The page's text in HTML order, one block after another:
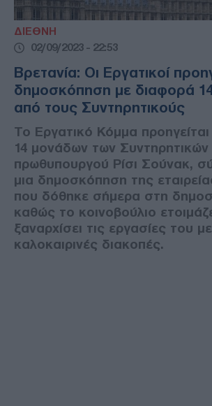
ΔΙΕΘΝΗ
02/09/2023 - 22:53
Βρετανία: Οι Εργατικοί
δημοσκόπηση με διαφορά
από τους Συντηρητικούς
Το Εργατικό Κόμμα
14 μονάδων των Συντηρητικών
πρωθυπουργού Ρίσι Σούνακ,
μια δημοσκόπηση της
που δόθηκε σήμερα στη
καθώς το κοινοβούλιο
ξαναρχίσει τις εργασίες του
καλοκαιρινές διακοπές.